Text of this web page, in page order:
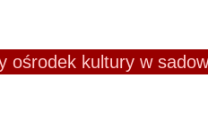
ośrodek kultury w